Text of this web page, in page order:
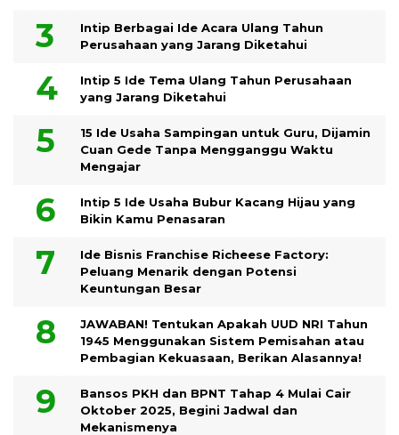
Intip Berbagai Ide Acara Ulang Tahun
Perusahaan yang Jarang Diketahui
Intip 5 Ide Tema Ulang Tahun Perusahaan
yang Jarang Diketahui
15 Ide Usaha Sampingan untuk Guru, Dijamin
Cuan Gede Tanpa Mengganggu Waktu
Mengajar
Intip 5 Ide Usaha Bubur Kacang Hijau yang
Bikin Kamu Penasaran
Ide Bisnis Franchise Richeese Factory:
Peluang Menarik dengan Potensi
Keuntungan Besar
JAWABAN! Tentukan Apakah UUD NRI Tahun
1945 Menggunakan Sistem Pemisahan atau
Pembagian Kekuasaan, Berikan Alasannya!
Bansos PKH dan BPNT Tahap 4 Mulai Cair
Oktober 2025, Begini Jadwal dan
Mekanismenya